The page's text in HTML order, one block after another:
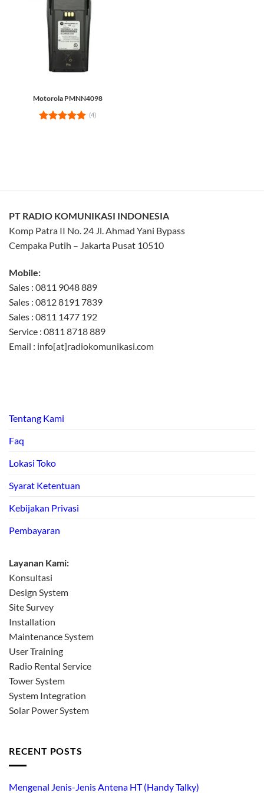
Motorola PMNN4098
(4)
PT RADIO KOMUNIKASI INDONESIA
Komp Patra II No. 24 Jl. Ahmad Yani Bypass
Cempaka Putih – Jakarta Pusat 10510
Mobile:
Sales : 0811 9048 889
Sales : 0812 8191 7839
Sales : 0811 1477 192
Service : 0811 8718 889
Email : info[at]radiokomunikasi.com
Tentang Kami
Faq
Lokasi Toko
Syarat Ketentuan
Kebijakan Privasi
Pembayaran
Layanan Kami:
Konsultasi
Design System
Site Survey
Installation
Maintenance System
User Training
Radio Rental Service
Tower System
System Integration
Solar Power System
RECENT POSTS
Mengenal Jenis-Jenis Antena HT (Handy Talky)